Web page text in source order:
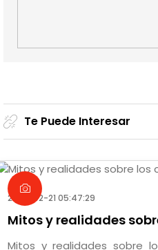
Te Puede Interesar
2025-02-21 05:47:29
Mitos y realidades
Mitos y realidades sobre